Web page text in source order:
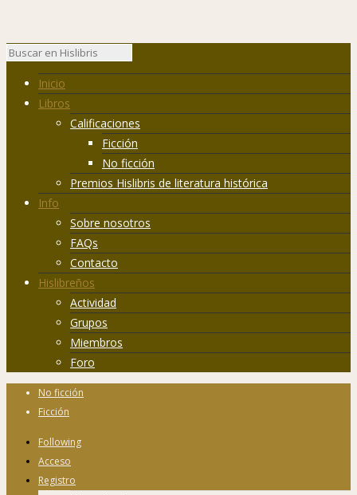
Inicio
Libros
Calificaciones
Ficción
No ficción
Premios Hislibris de literatura histórica
Info
Sobre nosotros
FAQs
Contacto
Hislibreños
Actividad
Grupos
Miembros
Foro
No ficción
Ficción
Following
Acceso
Registro